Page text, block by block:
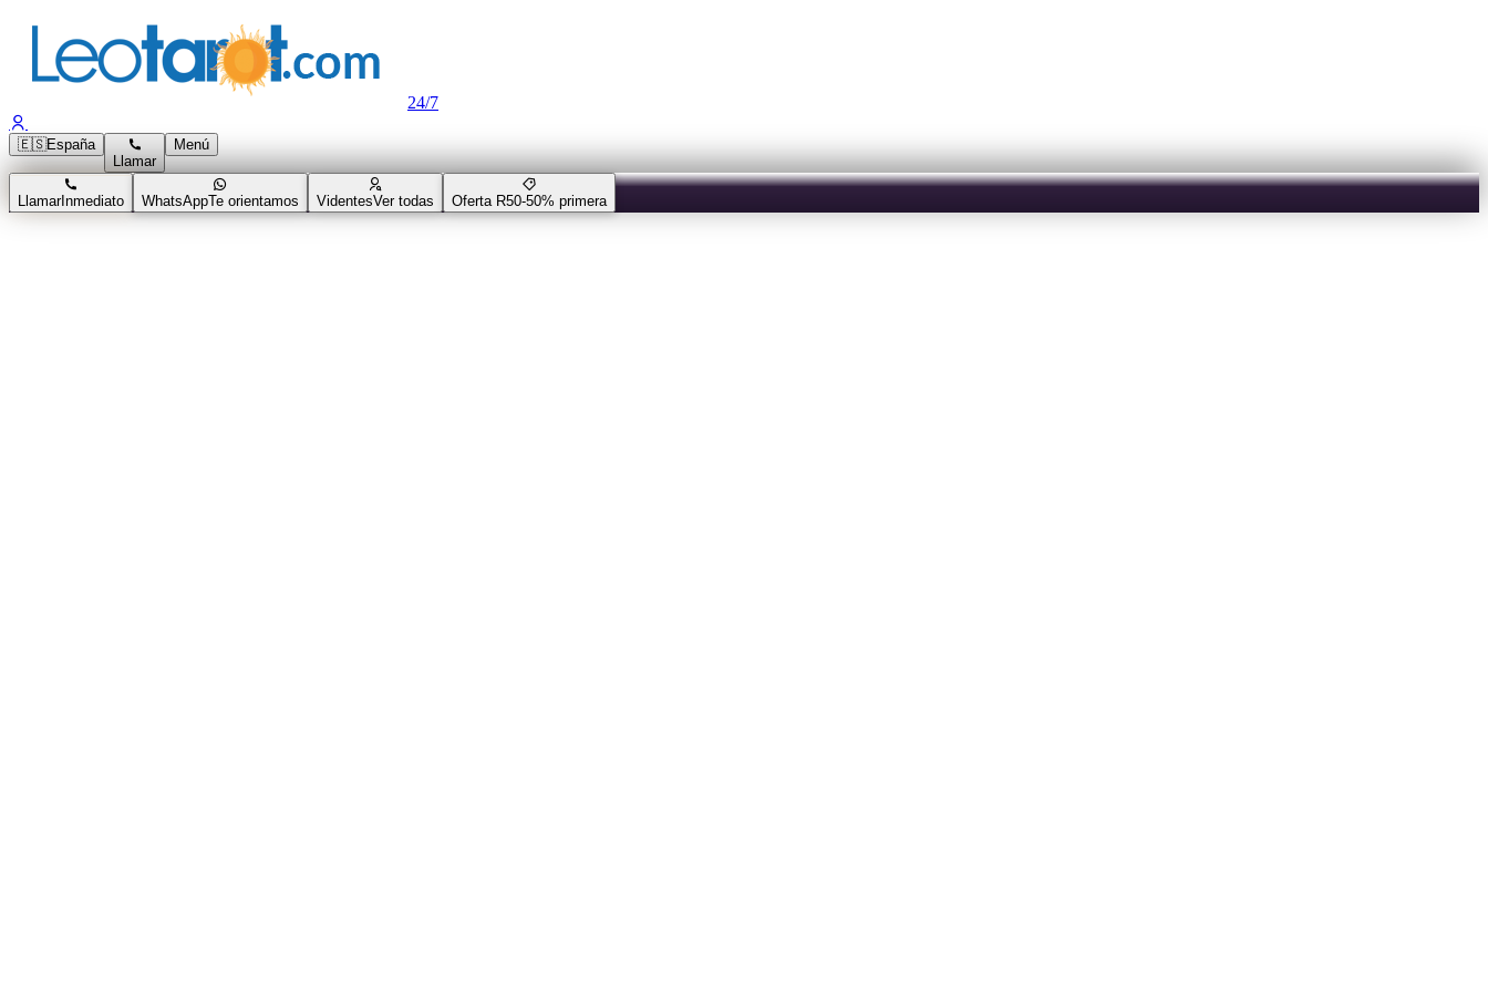
24/7
🇪🇸España
Llamar
Menú
LlamarInmediato WhatsAppTe orientamos VidentesVer todas Oferta R50-50% primera